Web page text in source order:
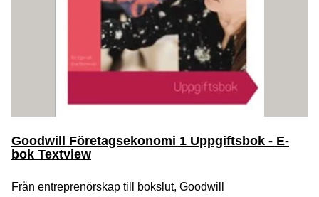
Goodwill Företagsekonomi 1 Uppgiftsbok - E-
bok Textview
Från entreprenörskap till bokslut, Goodwill